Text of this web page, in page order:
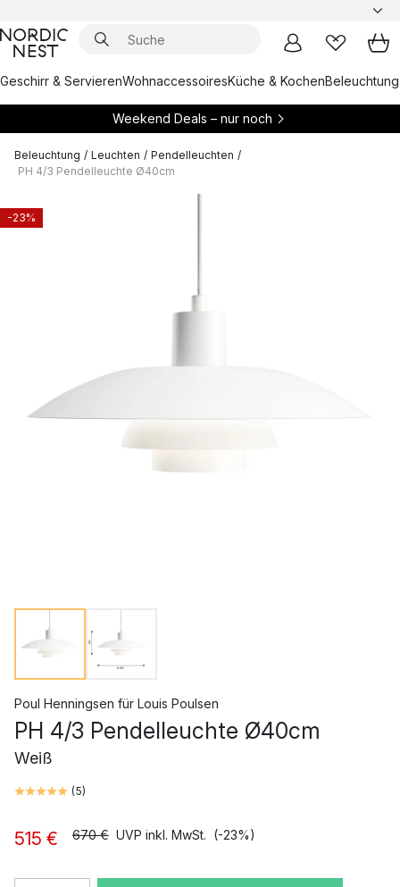
Geschirr & ServierenWohnaccessoiresKüche & KochenBeleuchtung
Weekend Deals – nur noch
Beleuchtung / Leuchten / Pendelleuchten /
PH 4/3 Pendelleuchte Ø40cm
-23%
Poul Henningsen für Louis Poulsen
PH 4/3 Pendelleuchte Ø40cm
Weiß
(5)
515 € 670 € UVP inkl. MwSt. (-23%)